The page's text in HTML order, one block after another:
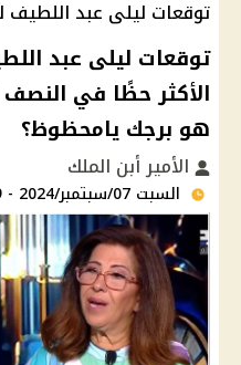
توقعات ليلى عبد اللطيف
توقعات ليلى عبد
الأكثر حظًا في
هو برجك يامحظوظ؟
الأمير أبن الملك
السبت 07/سبتمبر/2024 - 06:59 م